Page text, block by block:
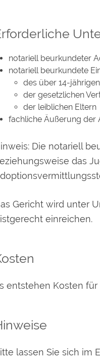
notariell beurkundeter
notariell beurkundete
des über 14-
der gesetzlichen
der leiblichen Eltern
fachliche Äußerung
Die notariell
das
Gericht wird unter
einreichen.
entstehen Kosten
lassen Sie sich im